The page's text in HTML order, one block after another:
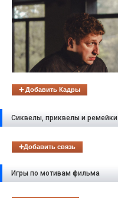
➕ Добавить Кадры
Сиквелы, приквелы и ремейки
➕Добавить связь
Игры по мотивам фильма